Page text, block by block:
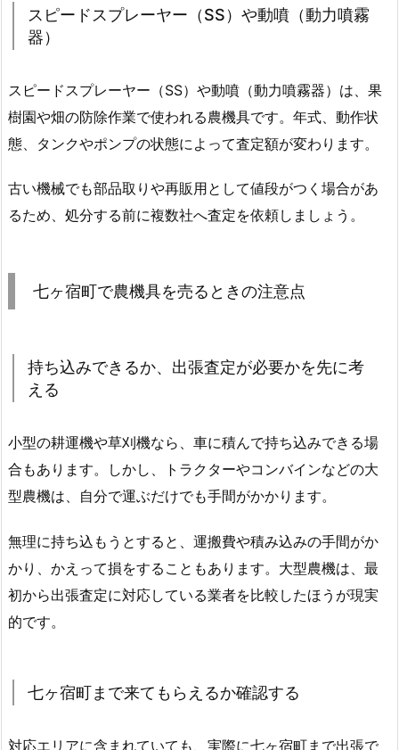
スピードスプレーヤー（SS）や動噴（動力噴霧
器）
スピードスプレーヤー（SS）や動噴（動力噴霧器）は、果
樹園や畑の防除作業で使われる農機具です。年式、動作状
態、タンクやポンプの状態によって査定額が変わります。
古い機械でも部品取りや再販用として値段がつく場合があ
るため、処分する前に複数社へ査定を依頼しましょう。
七ヶ宿町で農機具を売るときの注意点
持ち込みできるか、出張査定が必要かを先に考
える
小型の耕運機や草刈機なら、車に積んで持ち込みできる場
合もあります。しかし、トラクターやコンバインなどの大
型農機は、自分で運ぶだけでも手間がかかります。
無理に持ち込もうとすると、運搬費や積み込みの手間がか
かり、かえって損をすることもあります。大型農機は、最
初から出張査定に対応している業者を比較したほうが現実
的です。
七ヶ宿町まで来てもらえるか確認する
対応エリアに含まれていても、実際に七ヶ宿町まで出張で